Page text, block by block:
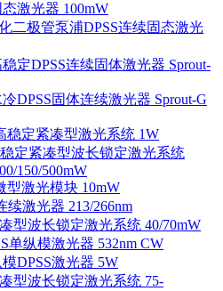
激光器 100mW
二极管泵浦DPSS连续固态激光
定DPSS连续固体激光器 Sprout-
DPSS固体连续激光器 Sprout-G
稳定紧凑型激光系统 1W
稳定紧凑型波长锁定激光系统
150/500mW
型激光模块 10mW
激光器 213/266nm
型波长锁定激光系统 40/70mW
单纵模激光器 532nm CW
DPSS激光器 5W
型波长锁定激光系统 75-